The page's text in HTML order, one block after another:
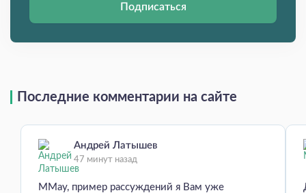
Подписаться
Последние комментарии на сайте
Андрей Латышев
47 минут назад
MMay, пример рассуждений я Вам уже